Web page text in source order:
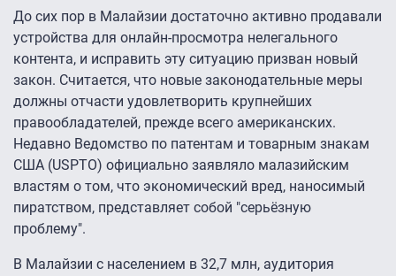
До сих пор в Малайзии достаточно активно продавали
устройства для онлайн-просмотра нелегального
контента, и исправить эту ситуацию призван новый
закон. Считается, что новые законодательные меры
должны отчасти удовлетворить крупнейших
правообладателей, прежде всего американских.
Недавно Ведомство по патентам и товарным знакам
США (USPTO) официально заявляло малазийским
властям о том, что экономический вред, наносимый
пиратством, представляет собой "серьёзную
проблему".
В Малайзии с населением в 32,7 млн, аудитория